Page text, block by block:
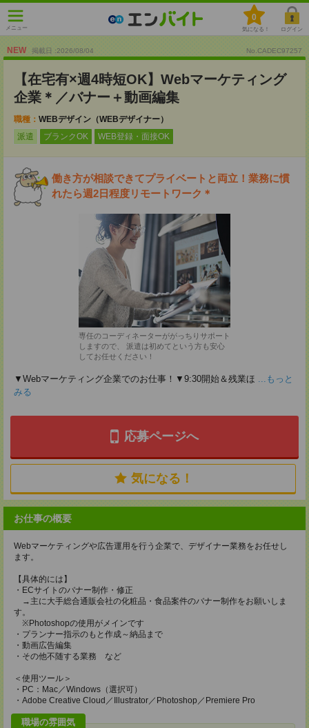
メニュー
0
気になる！ ログイン
NEW 掲載日 :2026/08/04 No.CADEC97257
【在宅有×週4時短OK】Webマーケティング
企業＊／バナー＋動画編集
職種： WEBデザイン（WEBデザイナー）
派遣
ブランクOK WEB登録・面接OK
働き方が相談できてプライベートと両立！業務に慣
れたら週2日程度リモートワーク＊
専任のコーディネーターががっちりサポート
しますので、 派遣は初めてという方も安心
してお任せください！
▼Webマーケティング企業でのお仕事！▼9:30開始＆残業ほ ...もっと
みる
応募ページへ
気になる！
お仕事の概要
Webマーケティングや広告運用を行う企業で、デザイナー業務をお任せし
ます。
【具体的には】
・ECサイトのバナー制作・修正
→主に大手総合通販会社の化粧品・食品案件のバナー制作をお願いしま
す。
※Photoshopの使用がメインです
・プランナー指示のもと作成～納品まで
・動画広告編集
・その他不随する業務 など
＜使用ツール＞
・PC：Mac／Windows（選択可）
・Adobe Creative Cloud／Illustrator／Photoshop／Premiere Pro
職場の雰囲気